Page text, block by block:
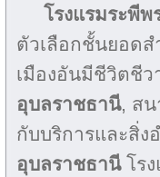
โรงแรมระพี
ตัวเลือกชั้นยอดส
เมืองอันมีชีวิตชีว
อุบลราชธานี, ส
กับบริการและสิ่ง
อุบลราชธานีโรง